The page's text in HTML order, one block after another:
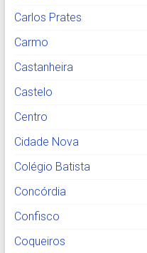
Carlos Prates
Carmo
Castanheira
Castelo
Centro
Cidade Nova
Colégio Batista
Concórdia
Confisco
Coqueiros